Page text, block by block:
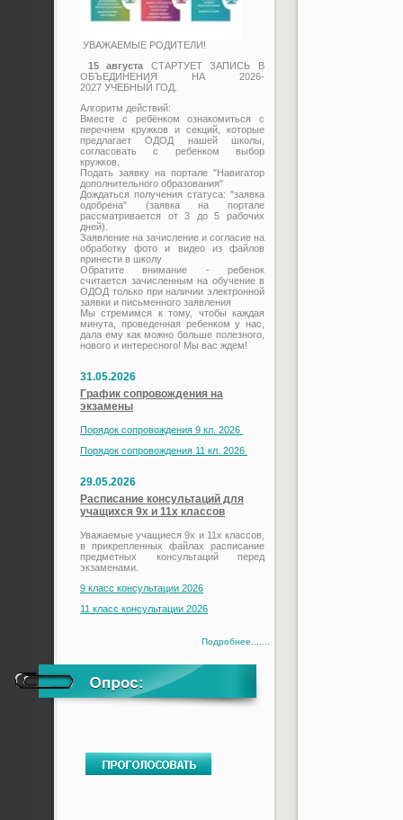
УВАЖАЕМЫЕ РОДИТЕЛИ!
15 августа СТАРТУЕТ ЗАПИСЬ В
ОБЪЕДИНЕНИЯ НА 2026-
2027 УЧЕБНЫЙ ГОД.
Алгоритм действий:
Вместе с ребёнком ознакомиться с
перечнем кружков и секций, которые
предлагает ОДОД нашей школы,
согласовать с ребенком выбор
кружков.
Подать заявку на портале "Навигатор
дополнительного образования"
Дождаться получения статуса: "заявка
одобрена" (заявка на портале
рассматривается от 3 до 5 рабочих
дней).
Заявление на зачисление и согласие на
обработку фото и видео из файлов
принести в школу
Обратите внимание - ребенок
считается зачисленным на обучение в
ОДОД только при наличии электронной
заявки и письменного заявления
Мы стремимся к тому, чтобы каждая
минута, проведенная ребенком у нас,
дала ему как можно больше полезного,
нового и интересного! Мы вас ждем!
31.05.2026
График сопровождения на
экзамены
Порядок сопровождения 9 кл. 2026
Порядок сопровождения 11 кл. 2026
29.05.2026
Расписание консультаций для
учащихся 9х и 11х классов
Уважаемые учащиеся 9х и 11х классов,
в прикрепленных файлах расписание
предметных консультаций перед
экзаменами.
9 класс консультации 2026
11 класс консультации 2026
Подробнее.......